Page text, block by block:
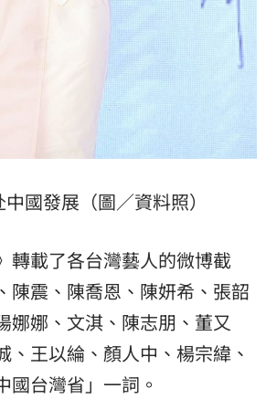
國發展（圖／資料照）
轉載了各台灣藝人的微博截
陳震、陳喬恩、陳妍希、張韶
娜娜、文淇、陳志朋、董又
、王以綸、顏人中、楊宗緯、
國台灣省」一詞。